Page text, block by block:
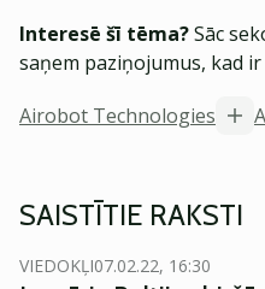
Interesē šī tēma?Sāc
saņem paziņojumus, kad
Airobot Technologies
SAISTĪTIE RAKSTI
VIEDOKĻI07.02.22, 16:30